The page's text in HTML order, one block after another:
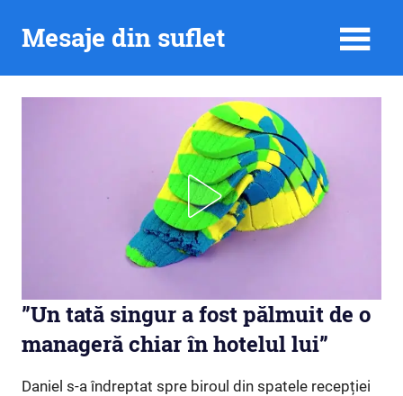
Mesaje din suflet
”Un tată singur a fost pălmuit de o
manageră chiar în hotelul lui”
Daniel s-a îndreptat spre biroul din spatele recepției